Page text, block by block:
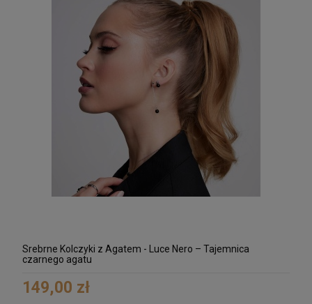
Srebrne Kolczyki z Agatem - Luce Nero – Tajemnica
czarnego agatu
149,00 zł